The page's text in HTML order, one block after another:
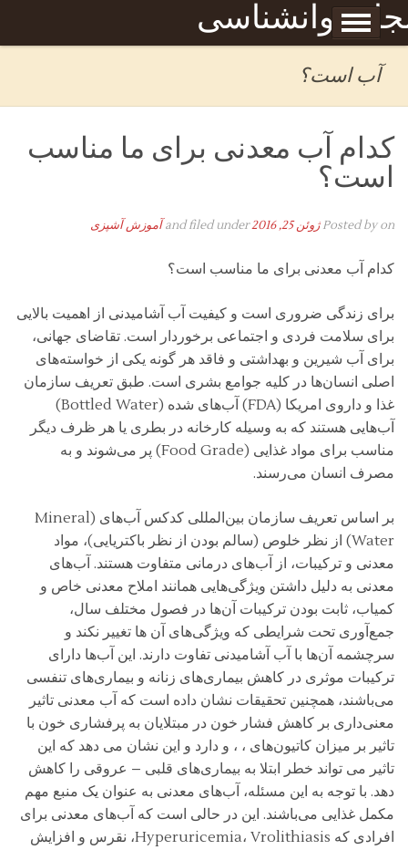
روانشناسی
Skip to content
برگه نمونه
آب است؟
کدام آب معدنی برای ما مناسب
است؟
Posted byon ژوئن 25, 2016 and filed under آموزش آشپزی
کدام آب معدنی برای ما مناسب است؟
برای زندگی ضروری است و کیفیت آب آشامیدنی از اهمیت بالایی
برای سلامت فردی و اجتماعی برخوردار است. تقاضای جهانی،
برای آب شیرین و بهداشتی و فاقد هر گونه یکی از خواسته‌های
اصلی انسان‌ها در کلیه جوامع بشری است. طبق تعریف سازمان
غذا و داروی امریکا (FDA) آب‌های شده (Bottled Water)
آب‌هایی هستند که به وسیله کارخانه در بطری یا هر ظرف دیگر
مناسب برای مواد غذایی (Food Grade) پر می‌شوند و به
مصرف انسان می‌رسند.
بر اساس تعریف سازمان بین‌المللی کدکس آب‌های (Mineral
Water) از نظر خلوص (سالم بودن از نظر باکتریایی)، مواد
معدنی و ترکیبات، از آب‌های درمانی متفاوت هستند. آب‌های
معدنی به دلیل داشتن ویژگی‌هایی همانند املاح معدنی خاص و
کمیاب، ثابت بودن ترکیبات آن‌ها در فصول مختلف سال،
جمع‌آوری تحت شرایطی که ویژگی‌های آن ها تغییر نکند و
سرچشمه آن‌ها با آب آشامیدنی تفاوت دارند. این آب‌ها دارای
ترکیبات موثری در کاهش بیماری‌های زنانه و بیماری‌های تنفسی
می‌‌باشند، همچنین تحقیقات نشان داده است که آب معدنی تاثیر
معنی‌داری بر کاهش فشار خون در مبتلایان به پرفشاری خون با
تاثیر بر میزان کاتیون‌های ، ، و دارد و این نشان می دهد که این
تاثیر می تواند خطر ابتلا به بیماری‌های قلبی – عروقی را کاهش
دهد. با توجه به این مسئله، آب‌های معدنی به عنوان یک منبع مهم
مکمل غذایی می‌باشند. این در حالی است که آب‌های معدنی برای
افرادی که Hyperuricemia، Vrolithiasis، نقرس و افزایش